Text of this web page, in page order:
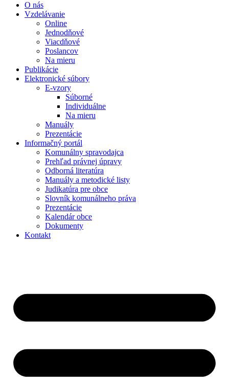
O nás
Vzdelávanie
Online
Jednodňové
Viacdňové
Poslancov
Na mieru
Publikácie
Elektronické súbory
E-vzory
Súborné
Individuálne
Na mieru
Manuály
Prezentácie
Informačný portál
Komunálny spravodajca
Prehľad právnej úpravy
Odborná literatúra
Manuály a metodické listy
Judikatúra pre obce
Slovník komunálneho práva
Prezentácie
Kalendár obce
Dokumenty
Kontakt